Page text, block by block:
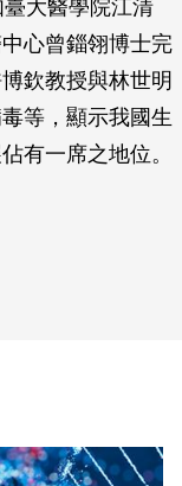
大醫學院江清
心曾錙翎博士完
欽教授與林世明
等，顯示我國生
有一席之地位。